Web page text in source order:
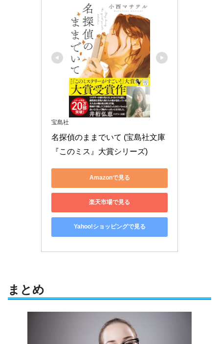
宝島社
名探偵のままでいて (宝島社文庫
『このミス』大賞シリーズ)
Amazonで見る
楽天市場で見る
Yahoo!ショッピングで見る
まとめ